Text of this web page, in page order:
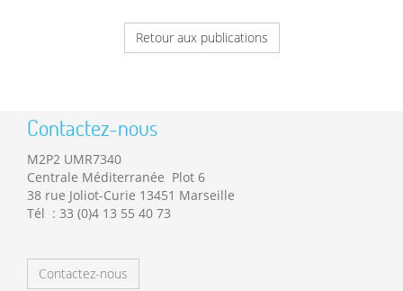
Retour aux publications
Contactez-nous
M2P2 UMR7340
Centrale Méditerranée Plot 6
38 rue Joliot-Curie 13451 Marseille
Tél : 33 (0)4 13 55 40 73
Contactez-nous